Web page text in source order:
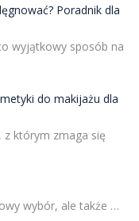
Poradnik dla
wyjątkowy sposób na
do makijażu dla
z którym zmaga się
wybór, ale także …